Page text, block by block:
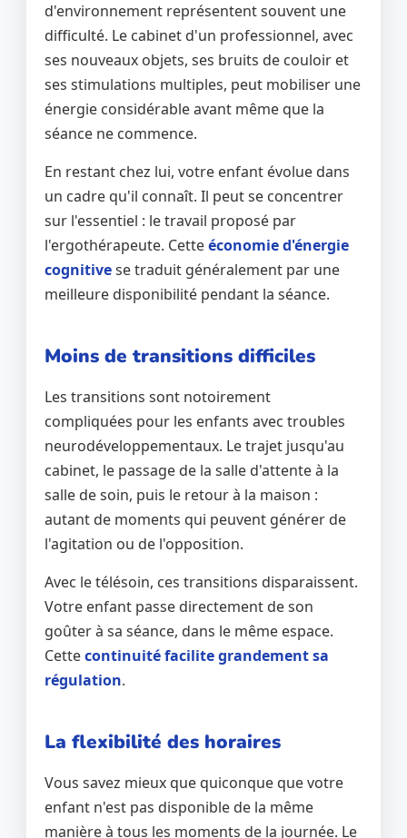
d'environnement représentent souvent une
difficulté. Le cabinet d'un professionnel, avec
ses nouveaux objets, ses bruits de couloir et
ses stimulations multiples, peut mobiliser une
énergie considérable avant même que la
séance ne commence.
En restant chez lui, votre enfant évolue dans
un cadre qu'il connaît. Il peut se concentrer
sur l'essentiel : le travail proposé par
l'ergothérapeute. Cetteéconomie d'énergie
cognitivese traduit généralement par une
meilleure disponibilité pendant la séance.
Moins de transitions difficiles
Les transitions sont notoirement
compliquées pour les enfants avec troubles
neurodéveloppementaux. Le trajet jusqu'au
cabinet, le passage de la salle d'attente à la
salle de soin, puis le retour à la maison :
autant de moments qui peuvent générer de
l'agitation ou de l'opposition.
Avec le télésoin, ces transitions disparaissent.
Votre enfant passe directement de son
goûter à sa séance, dans le même espace.
Cettecontinuité facilite grandement sa
régulation.
La flexibilité des horaires
Vous savez mieux que quiconque que votre
enfant n'est pas disponible de la même
manière à tous les moments de la journée. Le